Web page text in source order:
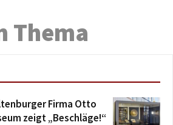
Thema
Firma Otto
zeigt „Beschläge!“